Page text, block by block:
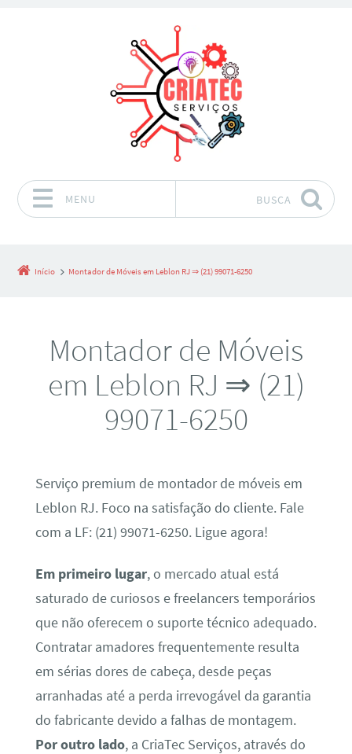
MENU BUSCA
Início Montador de Móveis em Leblon RJ ⇒ (21) 99071-6250
Montador de Móveis
em Leblon RJ ⇒ (21)
99071-6250
Serviço premium de montador de móveis em
Leblon RJ. Foco na satisfação do cliente. Fale
com a LF: (21) 99071-6250. Ligue agora!
Em primeiro lugar, o mercado atual está
saturado de curiosos e freelancers temporários
que não oferecem o suporte técnico adequado.
Contratar amadores frequentemente resulta
em sérias dores de cabeça, desde peças
arranhadas até a perda irrevogável da garantia
do fabricante devido a falhas de montagem.
Por outro lado, a CriaTec Serviços, através do